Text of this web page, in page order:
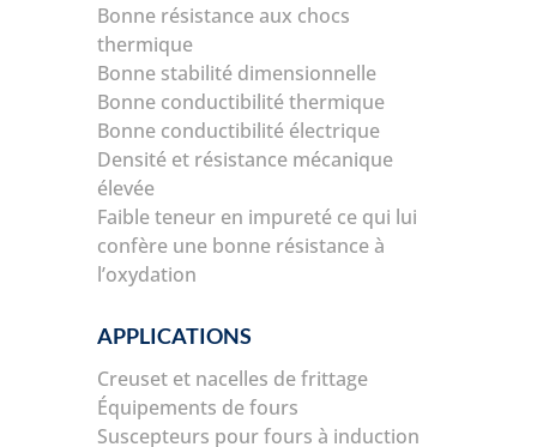
Bonne résistance aux chocs
thermique
Bonne stabilité dimensionnelle
Bonne conductibilité thermique
Bonne conductibilité électrique
Densité et résistance mécanique
élevée
Faible teneur en impureté ce qui lui
confère une bonne résistance à
l’oxydation
APPLICATIONS
Creuset et nacelles de frittage
Équipements de fours
Suscepteurs pour fours à induction